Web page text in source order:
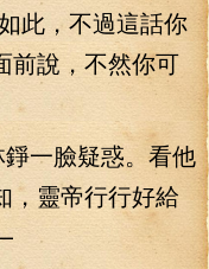
此，不過這話你
前說，不然你可
臉疑惑。看他
，靈帝行行好給